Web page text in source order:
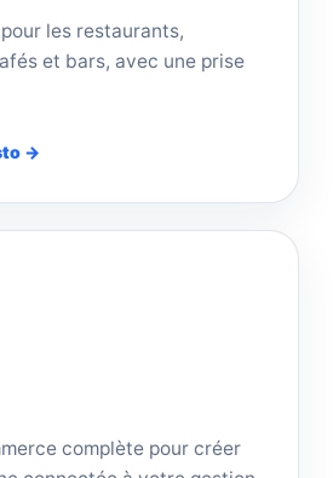
les restaurants,
et bars, avec une prise
→
complète pour créer